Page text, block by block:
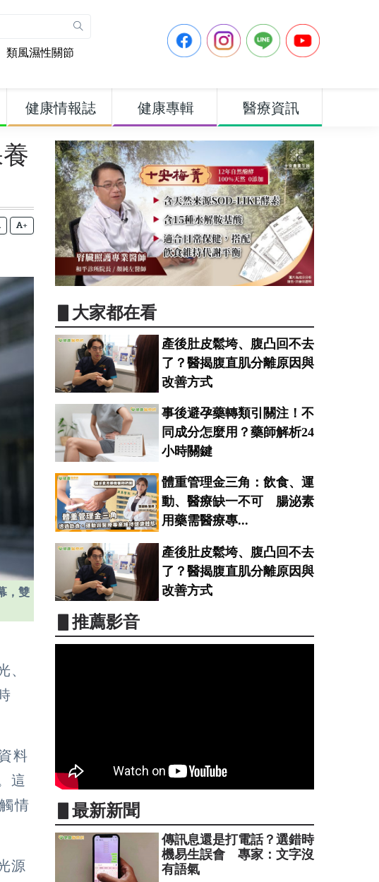
類風濕性關節
健康情報誌 健康專輯 醫療資訊
+
，雙
、
料
這
情
源
▋大家都在看
產後肚皮鬆垮、腹凸回不去
了？醫揭腹直肌分離原因與
改善方式
事後避孕藥轉類引關注！不
同成分怎麼用？藥師解析24
小時關鍵
體重管理金三角：飲食、運
動、醫療缺一不可 腸泌素
用藥需醫療專...
產後肚皮鬆垮、腹凸回不去
了？醫揭腹直肌分離原因與
改善方式
▋推薦影音
▋最新新聞
傳訊息還是打電話？選錯時
機易生誤會 專家：文字沒
有語氣